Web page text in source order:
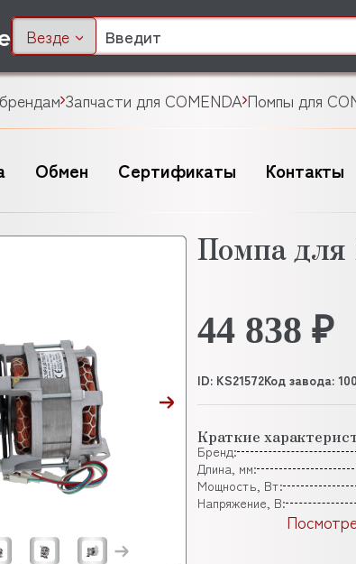
Везде
Запчасти для COMENDA Помпы для
Обмен Сертификаты Контакты
Помпа для
44 838 ₽
ID: KS21572Код завода:
Краткие
Бренд:
Длина, мм:
Мощность, Вт:
Напряжение, В: